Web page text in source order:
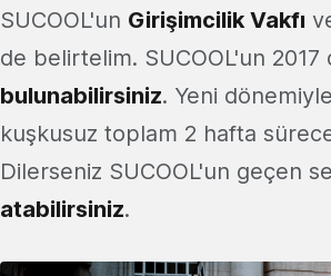
SUCOOL'un Girişimcilik Vakfı
de belirtelim. SUCOOL'un 2017
bulunabilirsiniz. Yeni
kuşkusuz toplam 2 hafta
Dilerseniz SUCOOL'un geçen
atabilirsiniz.